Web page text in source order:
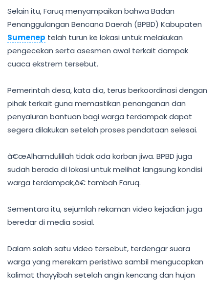
Selain itu, Faruq menyampaikan bahwa Badan
Penanggulangan Bencana Daerah (BPBD) Kabupaten
Sumenep telah turun ke lokasi untuk melakukan
pengecekan serta asesmen awal terkait dampak
cuaca ekstrem tersebut.
Pemerintah desa, kata dia, terus berkoordinasi dengan
pihak terkait guna memastikan penanganan dan
penyaluran bantuan bagi warga terdampak dapat
segera dilakukan setelah proses pendataan selesai.
â€œAlhamdulillah tidak ada korban jiwa. BPBD juga
sudah berada di lokasi untuk melihat langsung kondisi
warga terdampak,â€ tambah Faruq.
Sementara itu, sejumlah rekaman video kejadian juga
beredar di media sosial.
Dalam salah satu video tersebut, terdengar suara
warga yang merekam peristiwa sambil mengucapkan
kalimat thayyibah setelah angin kencang dan hujan